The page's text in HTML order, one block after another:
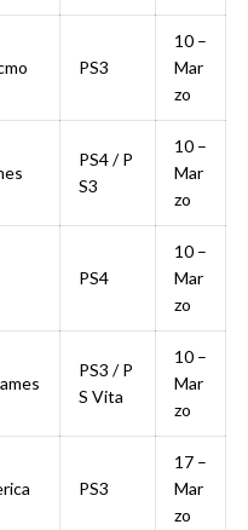
PS3
10 –
Mar
zo
PS4 / P
S3
10 –
Mar
zo
PS4
10 –
Mar
zo
PS3 / P
S Vita
10 –
Mar
zo
PS3
17 –
Mar
zo